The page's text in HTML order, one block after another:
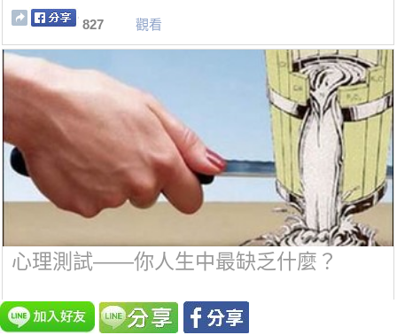
827 觀看
心理測試——你人生中最缺乏什麼？
716 觀看